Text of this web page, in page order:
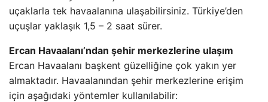
uçaklarla tek havaalanına ulaşabilirsiniz. Türkiye’den
uçuşlar yaklaşık 1,5 – 2 saat sürer.
Ercan Havaalanı’ndan şehir merkezlerine ulaşım
Ercan Havaalanı başkent güzelliğine çok yakın yer
almaktadır. Havaalanından şehir merkezlerine erişim
için aşağıdaki yöntemler kullanılabilir: